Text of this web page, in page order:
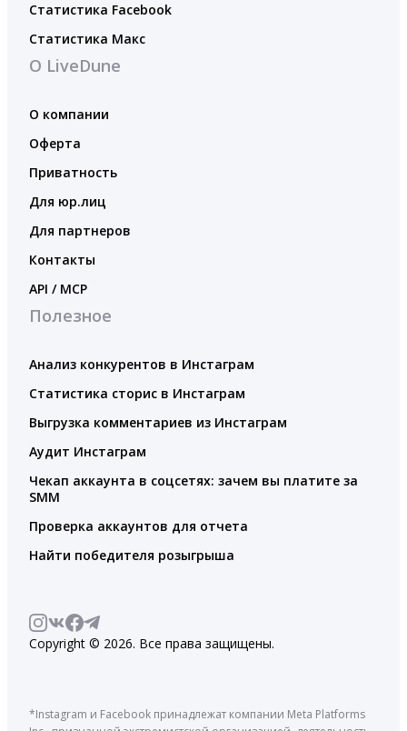
Статистика Facebook
Статистика Макс
О LiveDune
О компании
Оферта
Приватность
Для юр.лиц
Для партнеров
Контакты
API / MCP
Полезное
Анализ конкурентов в Инстаграм
Статистика сторис в Инстаграм
Выгрузка комментариев из Инстаграм
Аудит Инстаграм
Чекап аккаунта в соцсетях: зачем вы платите за
SMM
Проверка аккаунтов для отчета
Найти победителя розыгрыша
Copyright © 2026. Все права защищены.
*Instagram и Facebook принадлежат компании Meta Platforms